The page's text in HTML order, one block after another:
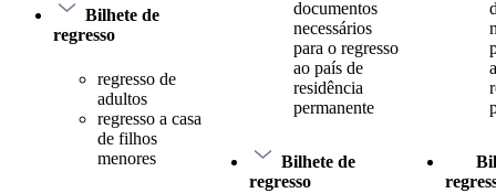
Bilhete de
regresso
regresso de
adultos
regresso a casa
de filhos
menores
documentos
necessários
para o regresso
ao país de
residência
permanente
Bilhete de
regresso